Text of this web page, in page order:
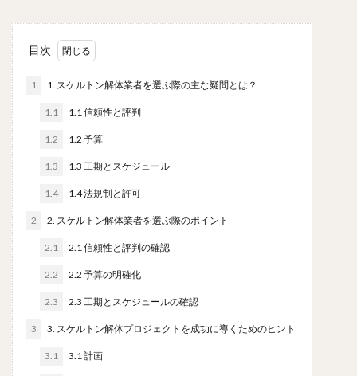
目次
1 1. スケルトン解体業者を選ぶ際の主な疑問とは？
1.1 1.1 信頼性と評判
1.2 1.2 予算
1.3 1.3 工期とスケジュール
1.4 1.4 法規制と許可
2 2. スケルトン解体業者を選ぶ際のポイント
2.1 2.1 信頼性と評判の確認
2.2 2.2 予算の明確化
2.3 2.3 工期とスケジュールの確認
3 3. スケルトン解体プロジェクトを成功に導くためのヒント
3.1 3.1 計画